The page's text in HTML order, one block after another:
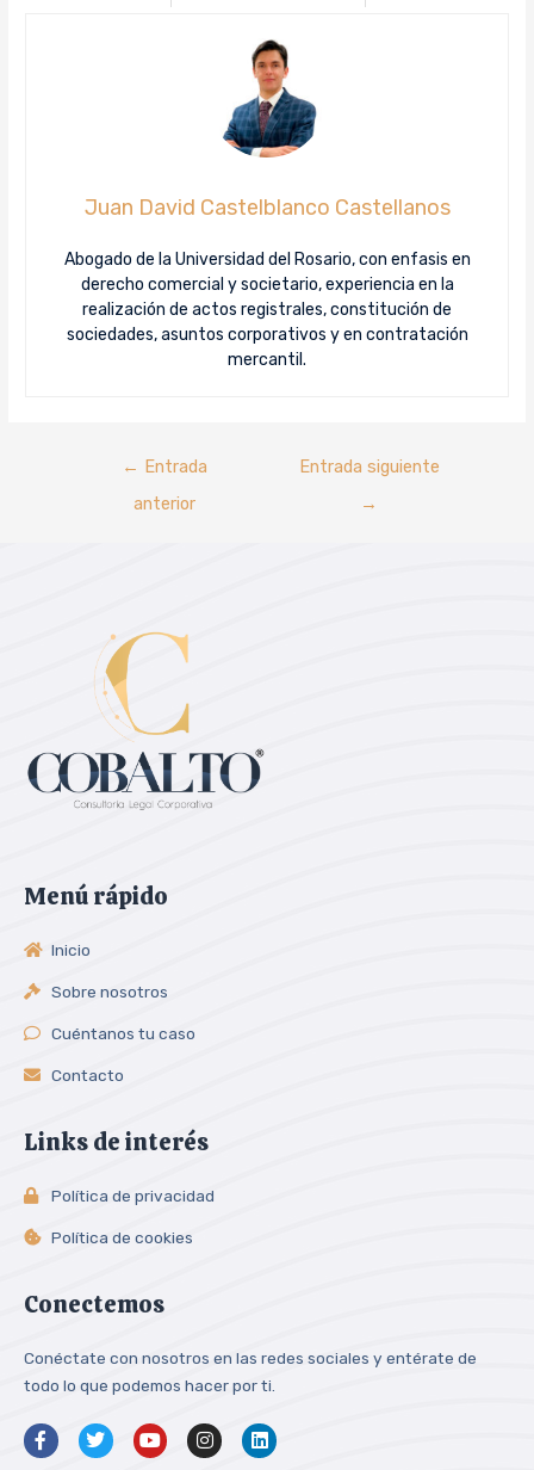
Juan David Castelblanco Castellanos
Abogado de la Universidad del Rosario, con enfasis en
derecho comercial y societario, experiencia en la
realización de actos registrales, constitución de
sociedades, asuntos corporativos y en contratación
mercantil.
← Entrada
anterior
Entrada siguiente
→
Menú rápido
Inicio
Sobre nosotros
Cuéntanos tu caso
Contacto
Links de interés
Política de privacidad
Política de cookies
Conectemos
Conéctate con nosotros en las redes sociales y entérate de
todo lo que podemos hacer por ti.